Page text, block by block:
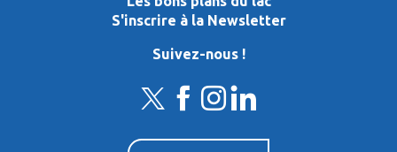
S'inscrire à la Newsletter
Suivez-nous !